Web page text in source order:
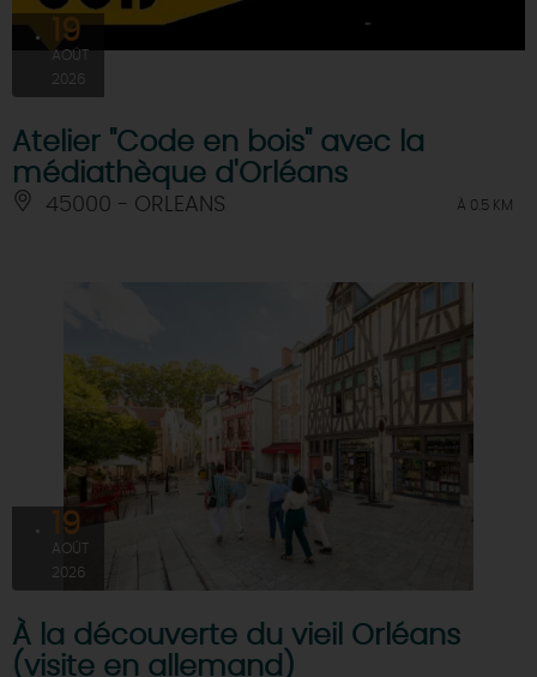
19
AOÛT
2026
Atelier "Code en bois" avec la
médiathèque d'Orléans
45000 - ORLEANS À 0.5 KM
19
AOÛT
2026
À la découverte du vieil Orléans
(visite en allemand)